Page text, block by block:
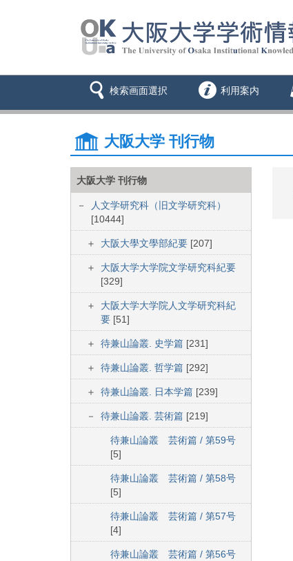
検索画面選択 利用案内
大阪大学 刊行物
大阪大学 刊行物
人文学研究科（旧文学研究科）
[10444]
大阪大學文學部紀要 [207]
大阪大学大学院文学研究科紀要
[329]
大阪大学大学院人文学研究科紀
要 [51]
待兼山論叢. 史学篇 [231]
待兼山論叢. 哲学篇 [292]
待兼山論叢. 日本学篇 [239]
待兼山論叢. 芸術篇 [219]
待兼山論叢 芸術篇 / 第59号
[5]
待兼山論叢 芸術篇 / 第58号
[5]
待兼山論叢 芸術篇 / 第57号
[4]
待兼山論叢 芸術篇 / 第56号